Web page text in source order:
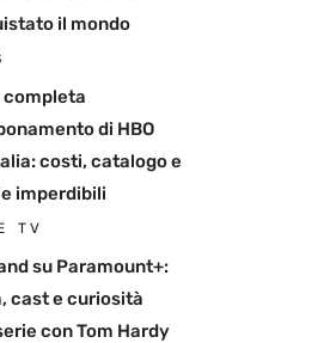
il mondo
completa
di HBO
costi, catalogo e
imperdibili
TV
su Paramount+:
cast e curiosità
con Tom Hardy